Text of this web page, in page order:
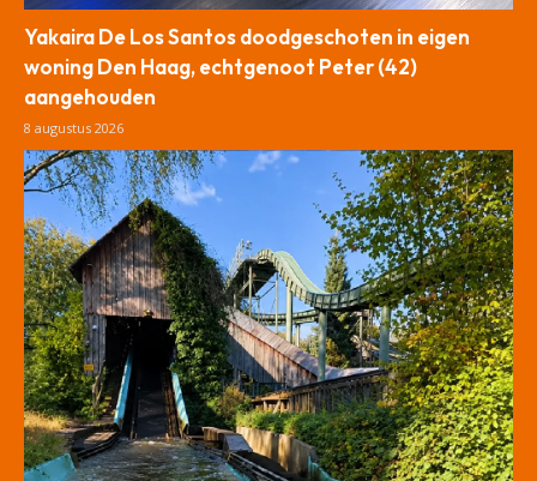
Yakaira De Los Santos doodgeschoten in eigen
woning Den Haag, echtgenoot Peter (42)
aangehouden
8 augustus 2026